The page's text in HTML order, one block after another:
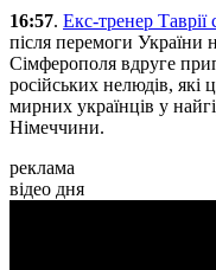
16:57. Екс-тренер
після перемоги України
Сімферополя вдруге
російських нелюдів, які
мирних українців у
Німеччини.
реклама
відео дня